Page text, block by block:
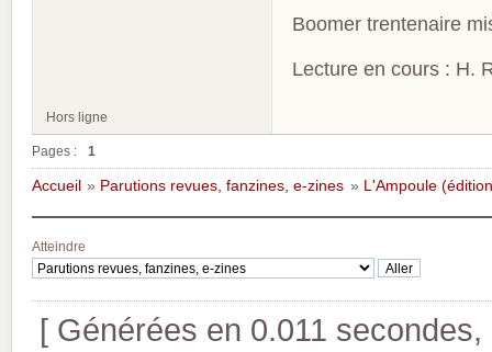
Boomer trentenaire
Lecture en cours : H.
Hors ligne
Pages : 1
Accueil » Parutions revues, fanzines, e-zines » L'Ampoule
Atteindre
[ Générées en 0.011